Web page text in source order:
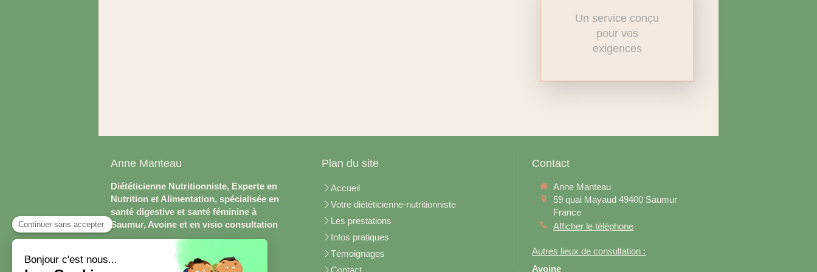
Un service conçu
pour vos
exigences
Anne Manteau
Diététicienne Nutritionniste, Experte en
Nutrition et Alimentation, spécialisée en
santé digestive et santé féminine à
Saumur, Avoine et en visio consultation
Plan du site
Accueil
Votre diététicienne-nutritionniste
Les prestations
Infos pratiques
Témoignages
Contact
Contact
Anne Manteau
59 quai Mayaud 49400 Saumur
France
Afficher le téléphone
Autres lieux de consultation :
Avoine